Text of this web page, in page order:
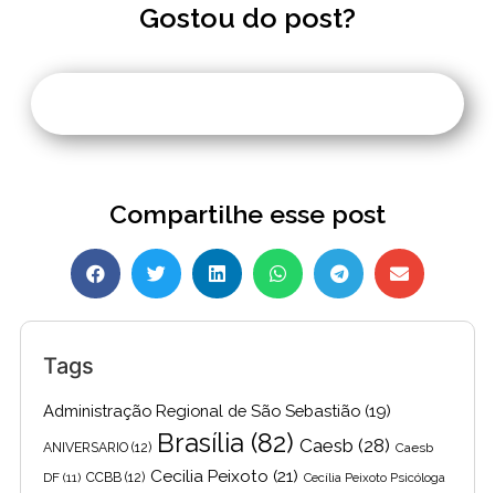
Gostou do post?
Compartilhe esse post
Tags
Administração Regional de São Sebastião (19)
ANIVERSARIO (12) Brasília (82) Caesb (28) Caesb
DF (11) CCBB (12) Cecilia Peixoto (21) Cecília Peixoto Psicóloga